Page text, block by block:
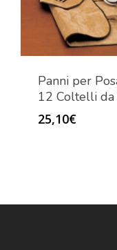
Panni per
12 Coltelli da
25,10€